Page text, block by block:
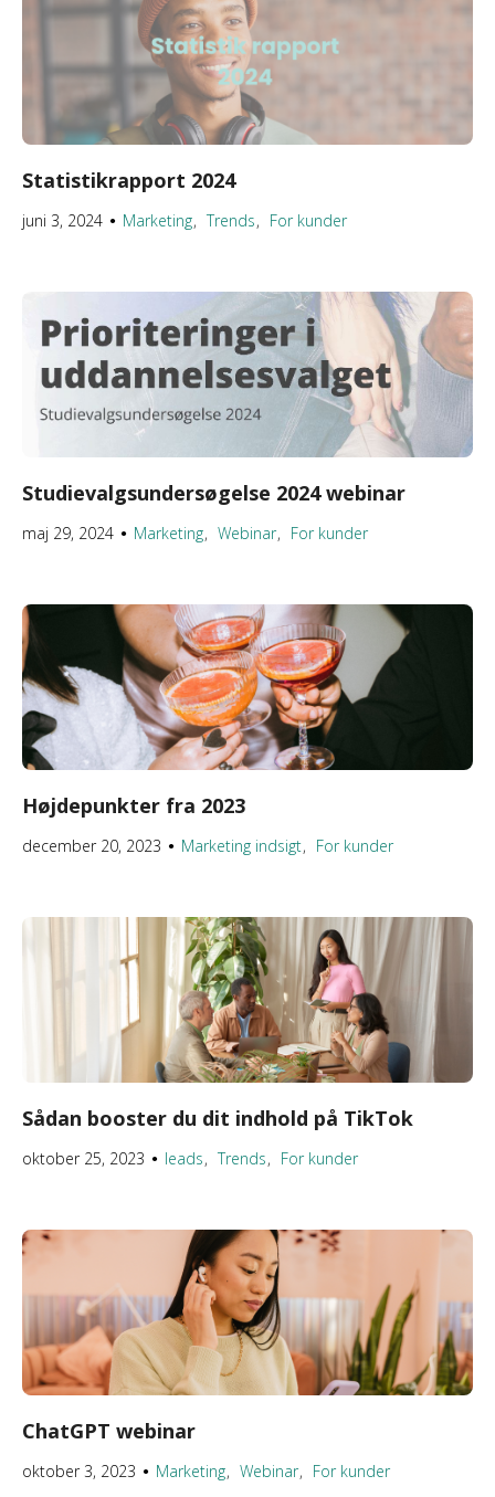
Statistikrapport 2024
juni 3, 2024 ● Marketing Trends For kunder
Studievalgsundersøgelse 2024 webinar
maj 29, 2024 ● Marketing Webinar For kunder
Højdepunkter fra 2023
december 20, 2023 ● Marketing indsigt For kunder
Sådan booster du dit indhold på TikTok
oktober 25, 2023 ● leads Trends For kunder
ChatGPT webinar
oktober 3, 2023 ● Marketing Webinar For kunder